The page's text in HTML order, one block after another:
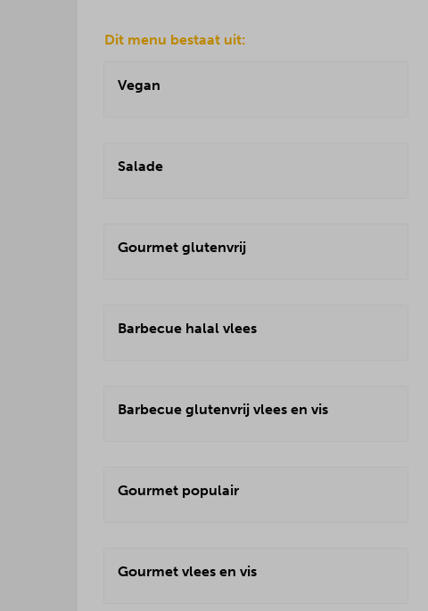
Dit menu bestaat uit:
Vegan
Salade
Gourmet glutenvrij
Barbecue halal vlees
Barbecue glutenvrij vlees en vis
Gourmet populair
Gourmet vlees en vis